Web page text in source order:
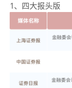
1、四大报头版